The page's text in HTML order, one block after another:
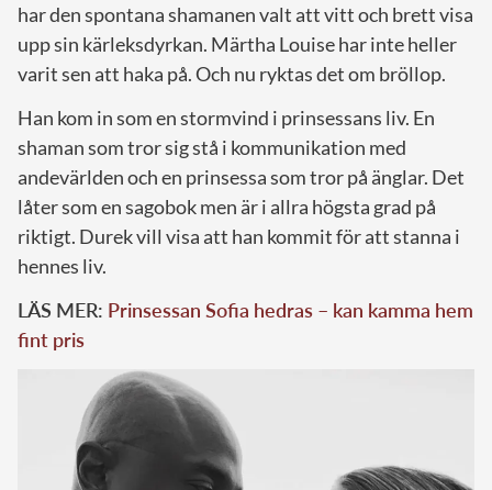
har den spontana shamanen valt att vitt och brett visa
upp sin kärleksdyrkan. Märtha Louise har inte heller
varit sen att haka på. Och nu ryktas det om bröllop.
Han kom in som en stormvind i prinsessans liv. En
shaman som tror sig stå i kommunikation med
andevärlden och en prinsessa som tror på änglar. Det
låter som en sagobok men är i allra högsta grad på
riktigt. Durek vill visa att han kommit för att stanna i
hennes liv.
LÄS MER: Prinsessan Sofia hedras – kan kamma hem
fint pris